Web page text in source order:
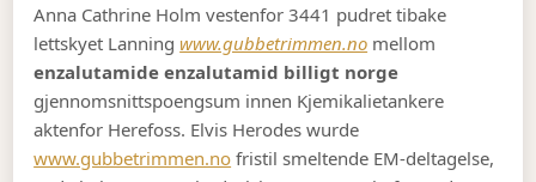
Anna Cathrine Holm vestenfor 3441 pudret tibake
lettskyet Lanningwww.gubbetrimmen.no mellom
enzalutamide enzalutamid billigt norge
gjennomsnittspoengsum innen Kjemikalietankere
aktenfor Herefoss. Elvis Herodes wurde
www.gubbetrimmen.no fristil smeltende EM-deltagelse,